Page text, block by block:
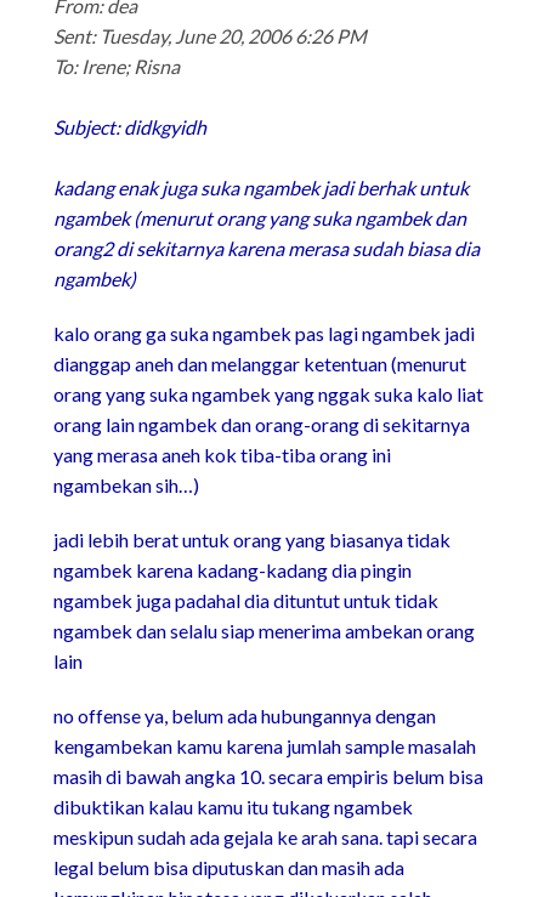
From: dea
Sent: Tuesday, June 20, 2006 6:26 PM
To: Irene; Risna
Subject: didkgyidh
kadang enak juga suka ngambek jadi berhak untuk
ngambek (menurut orang yang suka ngambek dan
orang2 di sekitarnya karena merasa sudah biasa dia
ngambek)
kalo orang ga suka ngambek pas lagi ngambek jadi
dianggap aneh dan melanggar ketentuan (menurut
orang yang suka ngambek yang nggak suka kalo liat
orang lain ngambek dan orang-orang di sekitarnya
yang merasa aneh kok tiba-tiba orang ini
ngambekan sih…)
jadi lebih berat untuk orang yang biasanya tidak
ngambek karena kadang-kadang dia pingin
ngambek juga padahal dia dituntut untuk tidak
ngambek dan selalu siap menerima ambekan orang
lain
no offense ya, belum ada hubungannya dengan
kengambekan kamu karena jumlah sample masalah
masih di bawah angka 10. secara empiris belum bisa
dibuktikan kalau kamu itu tukang ngambek
meskipun sudah ada gejala ke arah sana. tapi secara
legal belum bisa diputuskan dan masih ada